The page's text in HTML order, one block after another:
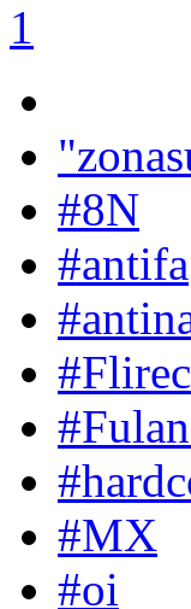
1
#8N
#antifa
#MX
#oi